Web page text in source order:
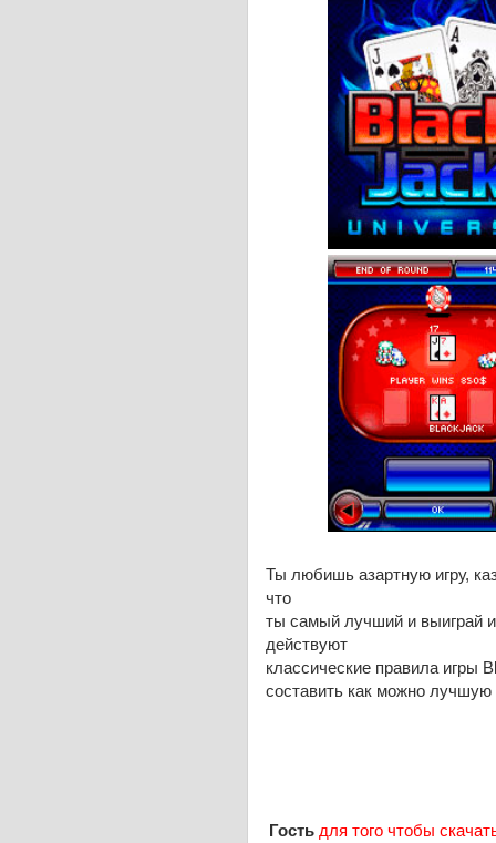
Ты любишь азартную игру,
что
ты самый лучший и выиграй
действуют
классические правила игры
составить как можно
Гостьдля того чтобы